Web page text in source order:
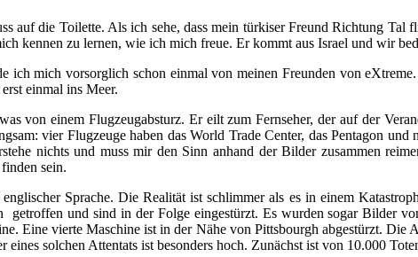
auf die Toilette. Als ich sehe, dass mein türkiser Freund Richtung
kennen zu lernen, wie ich mich freue. Er kommt aus Israel und wir
ich mich vorsorglich schon einmal von meinen Freunden von
einmal ins Meer.
von einem Flugzeugabsturz. Er eilt zum Fernseher, der auf der
vier Flugzeuge haben das World Trade Center, das Pentagon
nichts und muss mir den Sinn anhand der Bilder zusammen
sein.
Sprache. Die Realität ist schlimmer als es in einem
getroffen und sind in der Folge eingestürzt. Es wurden sogar Bilder
Eine vierte Maschine ist in der Nähe von Pittsbourgh abgestürzt.
solchen Attentats ist besonders hoch. Zunächst ist von 10.000